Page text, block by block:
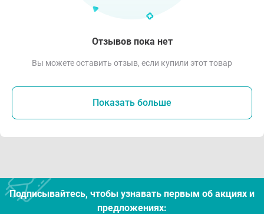
Отзывов пока нет
Вы можете оставить отзыв, если купили этот товар
Показать больше
Подписывайтесь, чтобы узнавать первым об акцияx и
предложениях: